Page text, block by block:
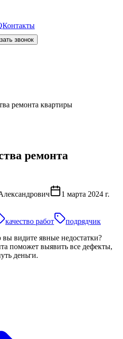
Контакты
звонок
ремонта квартиры
ремонта
1 марта 2024 г.
качество работ
подрядчик
видите явные недостатки?
поможет выявить все дефекты,
деньги.